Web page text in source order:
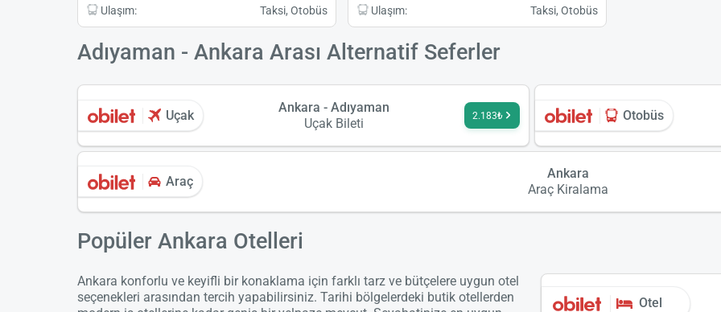
Ulaşım:
Taksi, Otobüs
Ulaşım:
Taksi, Otobüs
Adıyaman - Ankara Arası Alternatif Seferler
Uçak
Ankara - Adıyaman
Uçak Bileti
2.183₺ Otobüs
Araç
Ankara
Araç Kiralama
Popüler Ankara Otelleri
Ankara konforlu ve keyifli bir konaklama için farklı tarz ve bütçelere uygun otel
seçenekleri arasından tercih yapabilirsiniz. Tarihi bölgelerdeki butik otellerden
Otel